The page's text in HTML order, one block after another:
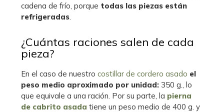
cadena de frío, porque todas las piezas están
refrigeradas
¿Cuántas raciones salen de cada
pieza?
En el caso de nuestrocostillar de cordero asado el
peso medio aproximado por unidad: 350 g., lo
que equivale a una ración. Por su parte, la pierna
de cabrito asadatiene un peso medio de400 g. y